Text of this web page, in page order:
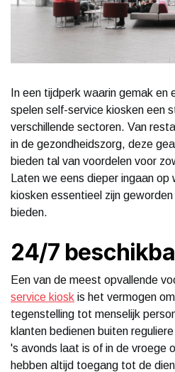
In een tijdperk waarin gemak
spelen self-service kiosken een
verschillende sectoren. Van
in de gezondheidszorg, deze
bieden tal van voordelen voor
Laten we eens dieper ingaan
kiosken essentieel zijn
bieden.
24/7
Een van de meest opvallende
service kiosk is het vermogen
tegenstelling tot menselijk
klanten bedienen buiten
's avonds laat is of in de vroege
hebben altijd toegang tot de